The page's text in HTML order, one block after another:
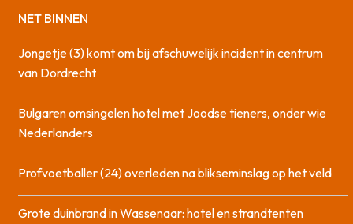
NET BINNEN
Jongetje (3) komt om bij afschuwelijk incident in centrum
van Dordrecht
Bulgaren omsingelen hotel met Joodse tieners, onder wie
Nederlanders
Profvoetballer (24) overleden na blikseminslag op het veld
Grote duinbrand in Wassenaar: hotel en strandtenten